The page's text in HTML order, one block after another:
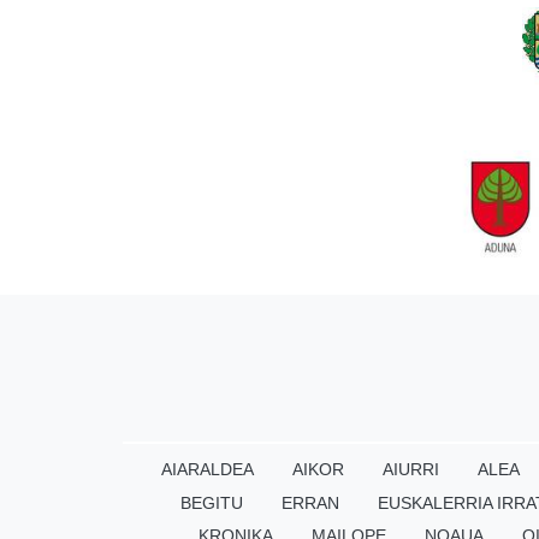
AIARALDEA AIKOR AIURRI ALEA
BEGITU
ERRAN EUSKALERRIA